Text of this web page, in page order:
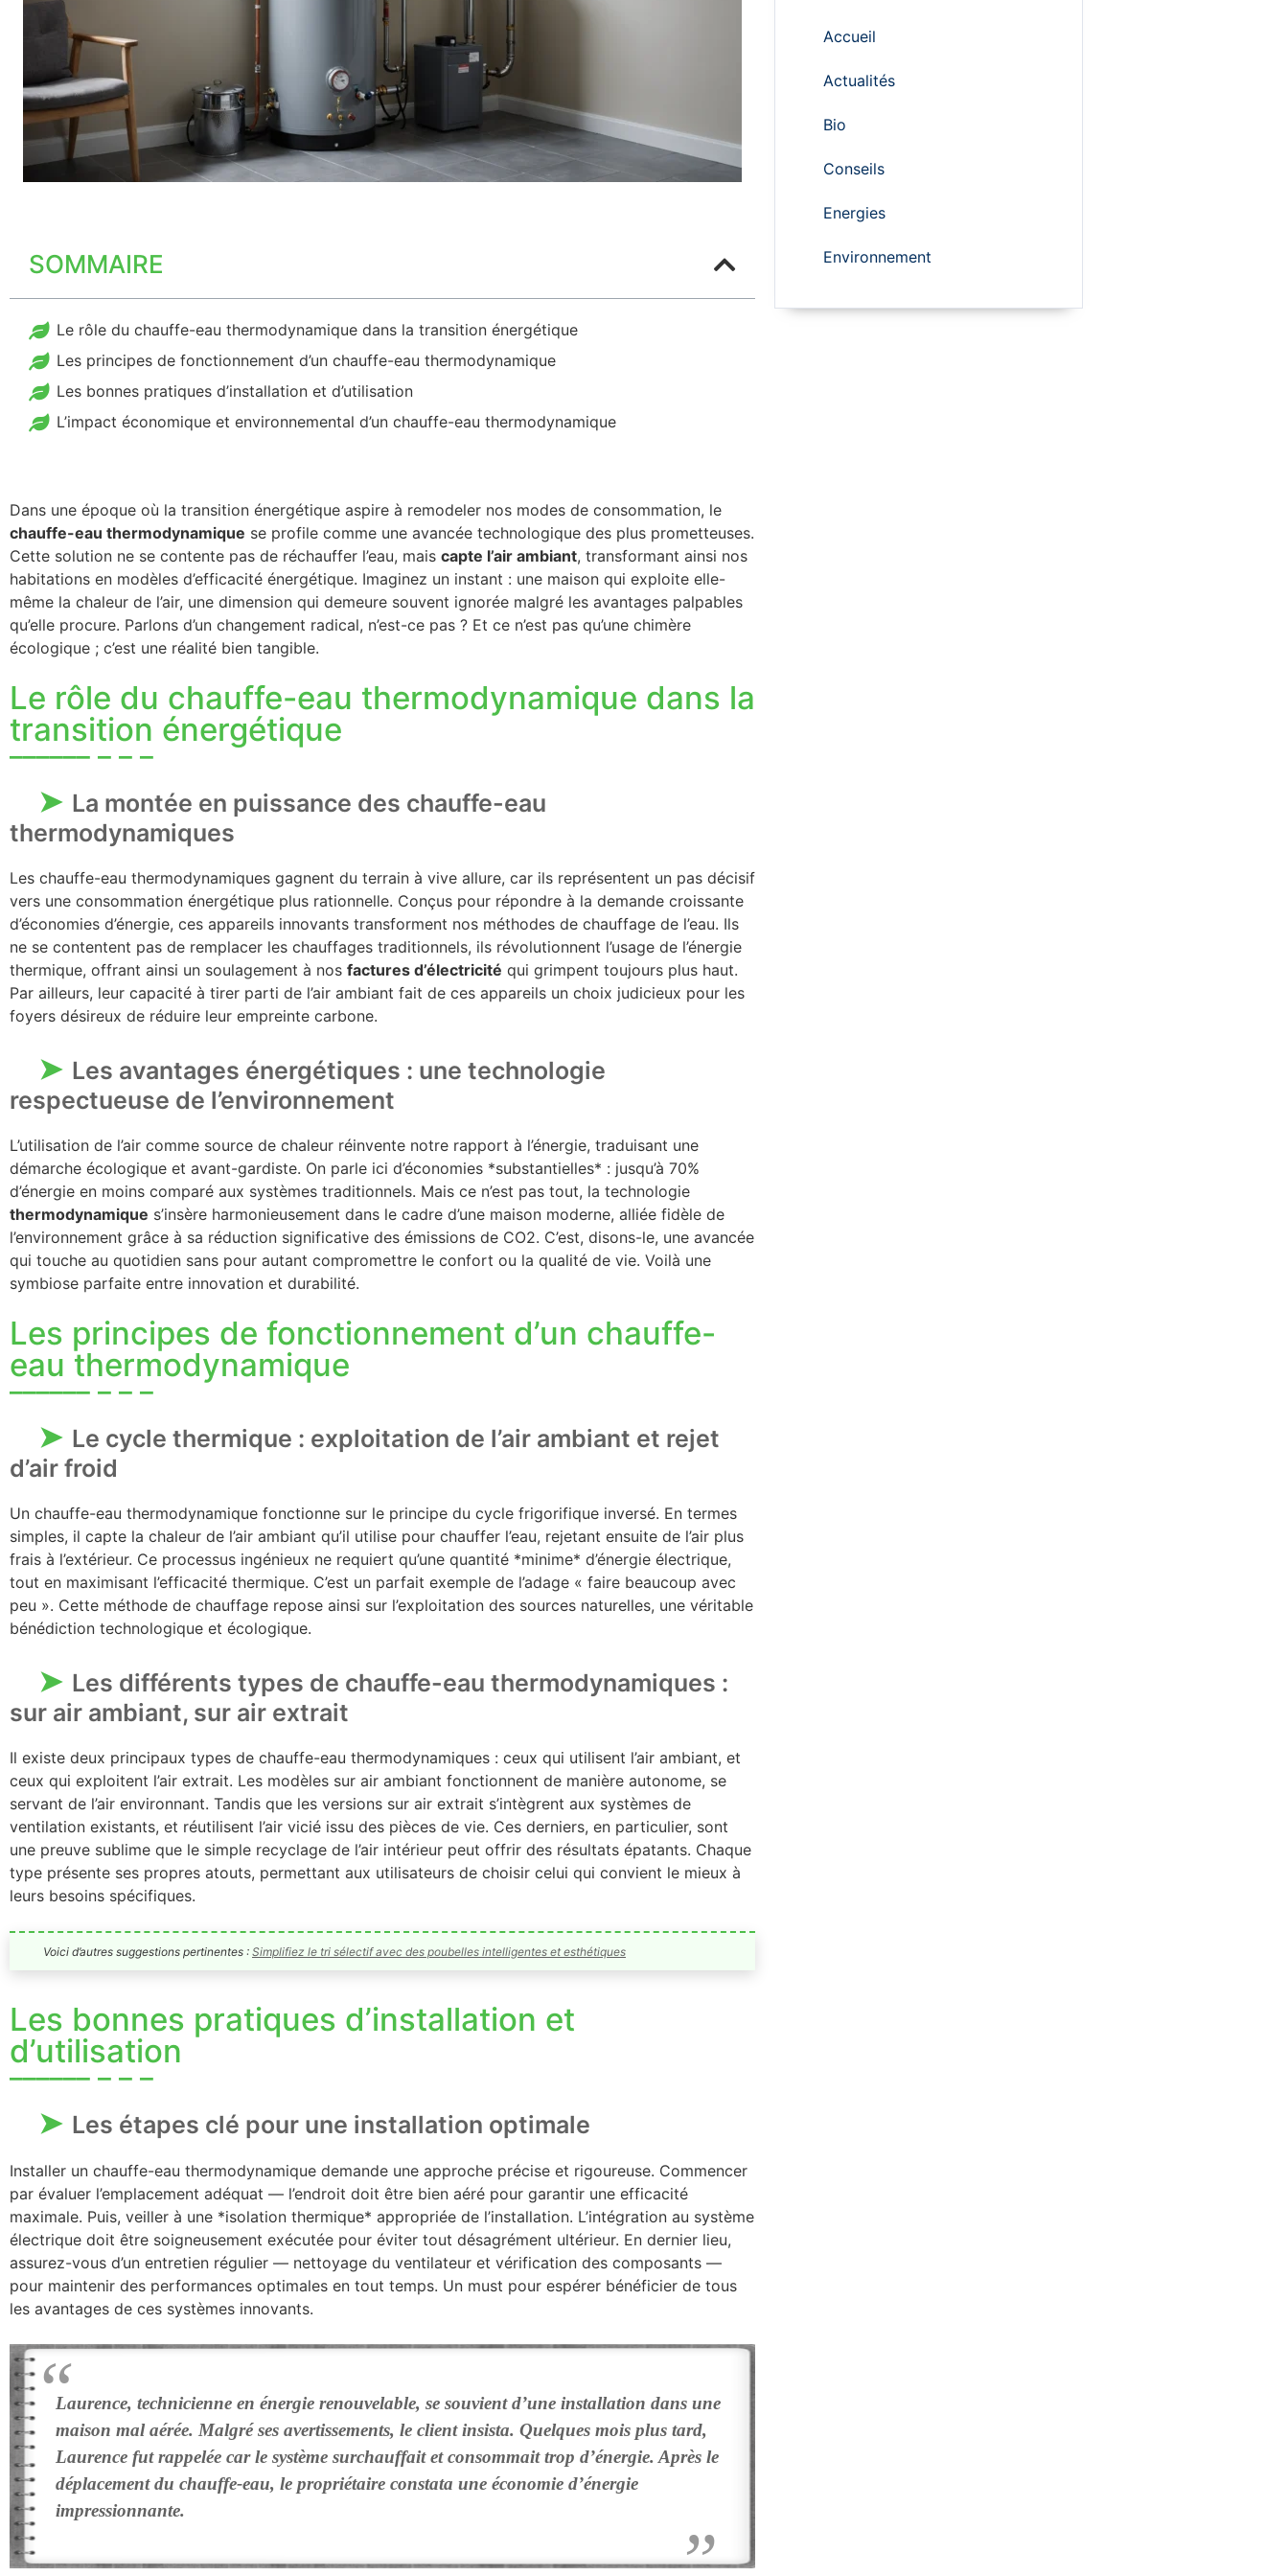
SOMMAIRE
Le rôle du chauffe-eau thermodynamique dans la transition énergétique
Les principes de fonctionnement d’un chauffe-eau thermodynamique
Les bonnes pratiques d’installation et d’utilisation
L’impact économique et environnemental d’un chauffe-eau thermodynamique
Dans une époque où la transition énergétique aspire à remodeler nos modes de consommation, le
chauffe-eau thermodynamique se profile comme une avancée technologique des plus prometteuses.
Cette solution ne se contente pas de réchauffer l’eau, mais capte l’air ambiant, transformant ainsi nos
habitations en modèles d’efficacité énergétique. Imaginez un instant : une maison qui exploite elle-
même la chaleur de l’air, une dimension qui demeure souvent ignorée malgré les avantages palpables
qu’elle procure. Parlons d’un changement radical, n’est-ce pas ? Et ce n’est pas qu’une chimère
écologique ; c’est une réalité bien tangible.
Le rôle du chauffe-eau thermodynamique dans la
transition énergétique
La montée en puissance des chauffe-eau
thermodynamiques
Les chauffe-eau thermodynamiques gagnent du terrain à vive allure, car ils représentent un pas décisif
vers une consommation énergétique plus rationnelle. Conçus pour répondre à la demande croissante
d’économies d’énergie, ces appareils innovants transforment nos méthodes de chauffage de l’eau. Ils
ne se contentent pas de remplacer les chauffages traditionnels, ils révolutionnent l’usage de l’énergie
thermique, offrant ainsi un soulagement à nos factures d’électricité qui grimpent toujours plus haut.
Par ailleurs, leur capacité à tirer parti de l’air ambiant fait de ces appareils un choix judicieux pour les
foyers désireux de réduire leur empreinte carbone.
Les avantages énergétiques : une technologie
respectueuse de l’environnement
L’utilisation de l’air comme source de chaleur réinvente notre rapport à l’énergie, traduisant une
démarche écologique et avant-gardiste. On parle ici d’économies *substantielles* : jusqu’à 70%
d’énergie en moins comparé aux systèmes traditionnels. Mais ce n’est pas tout, la technologie
thermodynamique s’insère harmonieusement dans le cadre d’une maison moderne, alliée fidèle de
l’environnement grâce à sa réduction significative des émissions de CO2. C’est, disons-le, une avancée
qui touche au quotidien sans pour autant compromettre le confort ou la qualité de vie. Voilà une
symbiose parfaite entre innovation et durabilité.
Les principes de fonctionnement d’un chauffe-
eau thermodynamique
Le cycle thermique : exploitation de l’air ambiant et rejet
d’air froid
Un chauffe-eau thermodynamique fonctionne sur le principe du cycle frigorifique inversé. En termes
simples, il capte la chaleur de l’air ambiant qu’il utilise pour chauffer l’eau, rejetant ensuite de l’air plus
frais à l’extérieur. Ce processus ingénieux ne requiert qu’une quantité *minime* d’énergie électrique,
tout en maximisant l’efficacité thermique. C’est un parfait exemple de l’adage « faire beaucoup avec
peu ». Cette méthode de chauffage repose ainsi sur l’exploitation des sources naturelles, une véritable
bénédiction technologique et écologique.
Les différents types de chauffe-eau thermodynamiques :
sur air ambiant, sur air extrait
Il existe deux principaux types de chauffe-eau thermodynamiques : ceux qui utilisent l’air ambiant, et
ceux qui exploitent l’air extrait. Les modèles sur air ambiant fonctionnent de manière autonome, se
servant de l’air environnant. Tandis que les versions sur air extrait s’intègrent aux systèmes de
ventilation existants, et réutilisent l’air vicié issu des pièces de vie. Ces derniers, en particulier, sont
une preuve sublime que le simple recyclage de l’air intérieur peut offrir des résultats épatants. Chaque
type présente ses propres atouts, permettant aux utilisateurs de choisir celui qui convient le mieux à
leurs besoins spécifiques.
Voici d’autres suggestions pertinentes : Simplifiez le tri sélectif avec des poubelles intelligentes et esthétiques
Les bonnes pratiques d’installation et
d’utilisation
Les étapes clé pour une installation optimale
Installer un chauffe-eau thermodynamique demande une approche précise et rigoureuse. Commencer
par évaluer l’emplacement adéquat — l’endroit doit être bien aéré pour garantir une efficacité
maximale. Puis, veiller à une *isolation thermique* appropriée de l’installation. L’intégration au système
électrique doit être soigneusement exécutée pour éviter tout désagrément ultérieur. En dernier lieu,
assurez-vous d’un entretien régulier — nettoyage du ventilateur et vérification des composants —
pour maintenir des performances optimales en tout temps. Un must pour espérer bénéficier de tous
les avantages de ces systèmes innovants.
Laurence, technicienne en énergie renouvelable, se souvient d’une installation dans une
maison mal aérée. Malgré ses avertissements, le client insista. Quelques mois plus tard,
Laurence fut rappelée car le système surchauffait et consommait trop d’énergie. Après le
déplacement du chauffe-eau, le propriétaire constata une économie d’énergie
impressionnante.
Accueil
Actualités
Bio
Conseils
Energies
Environnement